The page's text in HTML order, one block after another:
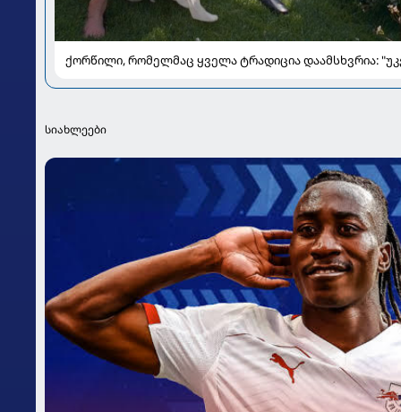
ქორწილი, რომელმაც ყველა ტრადიცია დაამსხვრია:
სიახლეები